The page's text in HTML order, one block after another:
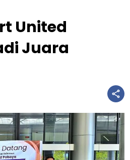
United
Juara